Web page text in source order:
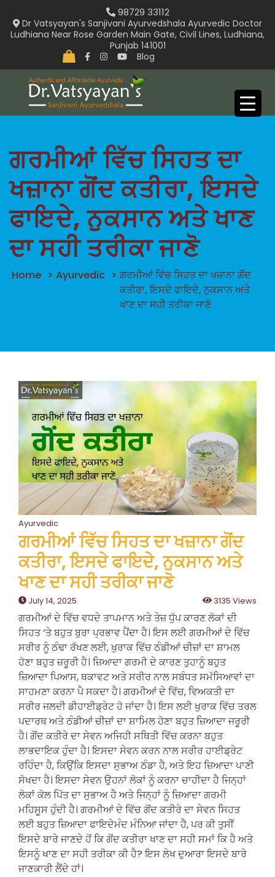
content
98729 33112
Dr Vatsyayan's Sanjivani Ayurvedshala Ayurvedic Doctor
Ludhiana Near Rose Garden Main Gate, Civil Lines, Ludhiana,
Punjab 141001
Blog
ਗਰਮੀਆਂ ਵਿੱਚ ਸਿਹਤ ਦਾ
ਖਜ਼ਾਨਾ ਗੋਂਦ ਕਤੀਰਾ, ਇਸਦੇ
ਫਾਇਦੇ, ਨੁਕਸਾਨ ਅਤੇ ਖਾਣ
ਦਾ ਸਹੀ ਤਰੀਕਾ ਜਾਣੋ
Home > Ayurvedic > ਗਰਮੀਆਂ ਵਿੱਚ ਸਿਹਤ ਦਾ ਖਜ਼ਾਨਾ ਗੋਂਦ
ਕਤੀਰਾ, ਇਸਦੇ ਫਾਇਦੇ, ਨੁਕਸਾਨ ਅਤੇ
ਖਾਣ ਦਾ ਸਹੀ ਤਰੀਕਾ ਜਾਣੋ
Ayurvedic
ਗਰਮੀਆਂ ਵਿੱਚ ਸਿਹਤ ਦਾ ਖਜ਼ਾਨਾ ਗੋਂਦ
ਕਤੀਰਾ, ਇਸਦੇ ਫਾਇਦੇ, ਨੁਕਸਾਨ ਅਤੇ
ਖਾਣ ਦਾ ਸਹੀ ਤਰੀਕਾ ਜਾਣੋ
July 14, 2025 3135 Views
ਗਰਮੀਆਂ ਦੇ ਵਿੱਚ ਵਧਦੇ ਤਾਪਮਾਨ ਅਤੇ ਤੇਜ਼ ਧੁੱਪ ਕਾਰਣ ਲੋਕਾਂ ਦੀ
ਸਿਹਤ ‘ਤੇ ਬਹੁਤ ਬੁਰਾ ਪ੍ਰਭਾਵ ਪੈਂਦਾ ਹੈ। ਇਸ ਲਈ ਗਰਮੀਆਂ ਦੇ ਵਿੱਚ
ਸਰੀਰ ਨੂੰ ਠੰਢਾ ਰੱਖਣ ਲਈ, ਖੁਰਾਕ ਵਿੱਚ ਠੰਡੀਆਂ ਚੀਜ਼ਾਂ ਦਾ ਸ਼ਾਮਲ
ਹੋਣਾ ਬਹੁਤ ਜ਼ਰੂਰੀ ਹੈ। ਜ਼ਿਆਦਾ ਗਰਮੀ ਦੇ ਕਾਰਣ ਤੁਹਾਨੂੰ ਬਹੁਤ
ਜ਼ਿਆਦਾ ਪਿਆਸ, ਥਕਾਵਟ ਅਤੇ ਸਰੀਰ ਨਾਲ ਸਬੰਧਤ ਸਮੱਸਿਆਵਾਂ ਦਾ
ਸਾਹਮਣਾ ਕਰਨਾ ਪੈ ਸਕਦਾ ਹੈ। ਗਰਮੀਆਂ ਦੇ ਵਿੱਚ, ਵਿਅਕਤੀ ਦਾ
ਸਰੀਰ ਜਲਦੀ ਡੀਹਾਈਡ੍ਰੇਟ ਹੋ ਜਾਂਦਾ ਹੈ। ਇਸ ਲਈ ਖੁਰਾਕ ਵਿੱਚ ਤਰਲ
ਪਦਾਰਥ ਅਤੇ ਠੰਡੀਆਂ ਚੀਜ਼ਾਂ ਦਾ ਸ਼ਾਮਿਲ ਹੋਣਾ ਬਹੁਤ ਜ਼ਿਆਦਾ ਜਰੂਰੀ
ਹੈ। ਗੋਂਦ ਕਤੀਰੇ ਦਾ ਸੇਵਨ ਅਜਿਹੀ ਸਥਿਤੀ ਵਿੱਚ ਕਰਨਾ ਬਹੁਤ
ਲਾਭਦਾਇਕ ਹੁੰਦਾ ਹੈ। ਇਸਦਾ ਸੇਵਨ ਕਰਨ ਨਾਲ ਸਰੀਰ ਹਾਈਡ੍ਰੇਟ
ਰਹਿੰਦਾ ਹੈ, ਕਿਉਂਕਿ ਇਸਦਾ ਸੁਭਾਅ ਠੰਡਾ ਹੈ, ਅਤੇ ਇਹ ਜ਼ਿਆਦਾ ਪਾਣੀ
ਸੋਖਦਾ ਹੈ। ਇਸਦਾ ਸੇਵਨ ਉਹਨਾਂ ਲੋਕਾਂ ਨੂੰ ਕਰਨਾ ਚਾਹੀਦਾ ਹੈ ਜਿਨ੍ਹਾਂ
ਲੋਕਾਂ ਕੋਲ ਪਿੱਤ ਦਾ ਸੁਭਾਅ ਹੈ ਅਤੇ ਜਿਨ੍ਹਾਂ ਨੂੰ ਜ਼ਿਆਦਾ ਗਰਮੀ
ਮਹਿਸੂਸ ਹੁੰਦੀ ਹੈ। ਗਰਮੀਆਂ ਦੇ ਵਿੱਚ ਗੋਂਦ ਕਤੀਰੇ ਦਾ ਸੇਵਨ ਸਿਹਤ
ਲਈ ਬਹੁਤ ਜ਼ਿਆਦਾ ਫਾਇਦੇਮੰਦ ਮੰਨਿਆ ਜਾਂਦਾ ਹੈ, ਪਰ ਕੀ ਤੁਸੀਂ
ਇਸਦੇ ਬਾਰੇ ਜਾਣਦੇ ਹੋਂ ਕਿ ਗੋਂਦ ਕਤੀਰਾ ਖਾਣ ਦਾ ਸਹੀ ਸਮਾਂ ਕਿ ਹੈ ਅਤੇ
ਇਸਨੂੰ ਖਾਣ ਦਾ ਸਹੀ ਤਰੀਕਾ ਕੀ ਹੈ? ਇਸ ਲੇਖ ਦੁਆਰਾ ਇਸਦੇ ਬਾਰੇ
ਜਾਣਕਾਰੀ ਲੈਂਦੇ ਹਾਂ।